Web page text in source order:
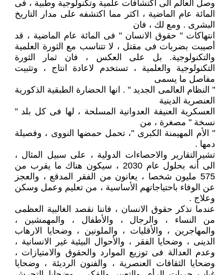
وصل العالم الى اكتشافات علمية وتكنولوجية وطبية ، فى
المائة عام الماضية ، اكثر مما اكتشفه على مدار التاريخ
البشرى . ومع لك ، فان
انتهاكات " حقوق الانسان " فى المائة عام الماضية ، قد
أصيبت بضربات فى مقتل ، لا تتناسب مع الثورة العلمية
والتكنولوجية. بل على العكس ، فان ثمار الثورة
التكنولوجية والعلمية ، تستخدم لاعادة انتاج ، وتثبيت
مفاصل ما يسمى
" النظام العالمى الجديد " . انها الحضارة الطبقية الذكورية
العنصرية الدينية
العسكرية العنيفة العدوانية المسلحة ، لها فى كل بلد "
نسخة " مصغرة ، من
" الأم المهيمنة الكبرى "، تحمل حمضها النووى ، وفصيلة
دمها .
تشيرالتقارير والاحصاءات الدولية ، على سبيل المثال ،
الى أنه بحلول عام 2030 ، سيكون هناك ما يقرب من
575 مليون شخصا ، يعانون من الفقر المدقع ، والعجز
عن الوفاء باحتياجاتهم الأساسية ، من تعليم وعمل وسكن
وعلاج .
عندما نذكر حقوق الانسان ، فاننا نقصد الغالبية العظمى
من النساء ، والرجال ، والأطفال ، والمهمشين ،
والمهاجرين ، والأقليات ، والملونين ، وضحايا الارهاب
الدينى ، وضحايا الفقر ، والأحوال البيئية غير الانسانية ،
وعدم العدالة فى توزيع الموارد والحقوق والامتيازات ،
وضحايا الثقافات العنصرية ، والفنون الرديئة ، وضحايا